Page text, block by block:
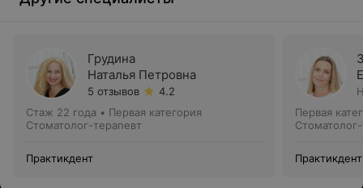
Грудина
Наталья Петровна
5 отзывов
4.2
Стаж 22 года • Первая категория
Стоматолог-терапевт
Практикдент
Первая
Практикдент